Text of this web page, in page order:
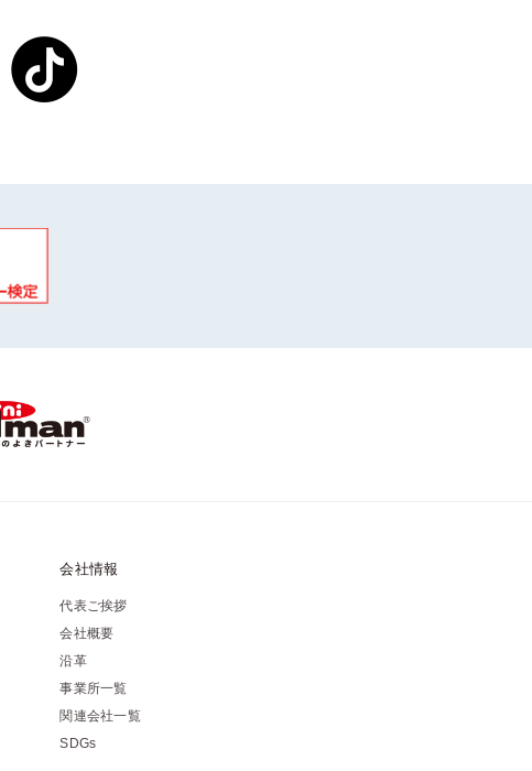
会社情報
代表ご挨拶
会社概要
沿革
事業所一覧
関連会社一覧
SDGs